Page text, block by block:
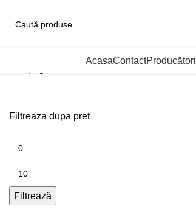
AcasaContactProducători
Filtreaza dupa pret
Filtrează